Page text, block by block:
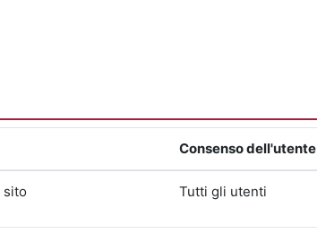
Consenso dell'utente
sito Tutti gli utenti